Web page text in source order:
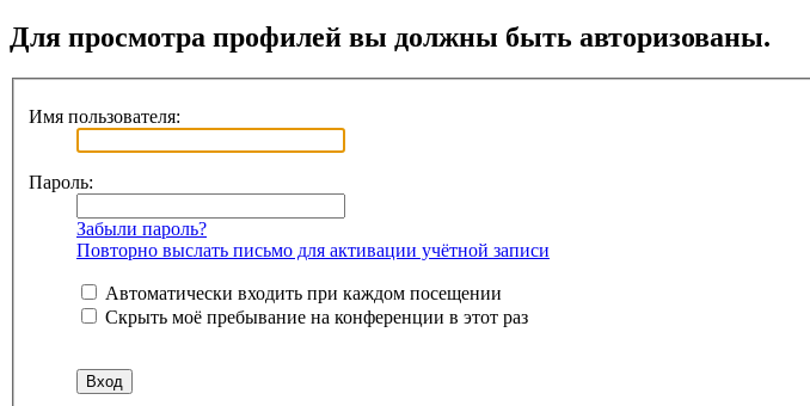
Для просмотра профилей вы должны быть авторизованы.
Имя пользователя:
Пароль:
Забыли пароль?
Повторно выслать письмо для активации учётной записи
Автоматически входить при каждом посещении
Скрыть моё пребывание на конференции в этот раз